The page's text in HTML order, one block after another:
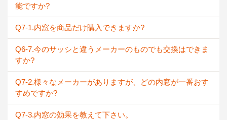
能ですか?
Q7-1.内窓を商品だけ購入できますか?
Q6-7.今のサッシと違うメーカーのものでも交換はできま
すか?
Q7-2.様々なメーカーがありますが、どの内窓が一番おす
すめですか?
Q7-3.内窓の効果を教えて下さい。